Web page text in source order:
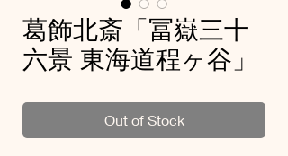
葛飾北斎「冨嶽三十
六景 東海道程ヶ谷」
Out of Stock